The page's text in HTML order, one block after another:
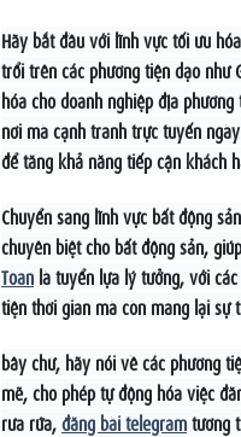
Hãy bắt đầu với lĩnh vực tối ưu
trổi trên các phương tiện dạo như
hóa cho doanh nghiệp địa
nơi mà cạnh tranh trực tuyến
để tăng khả năng tiếp cận khách
Chuyển sang lĩnh vực bất động
chuyên biệt cho bất động sản,
Toan là tuyển lựa lý tưởng, với
tiện thời gian mà còn mang lại sự
bây chừ, hãy nói về các phương
mẽ, cho phép tự động hóa việc
rưa rứa,đăng bài telegramtương